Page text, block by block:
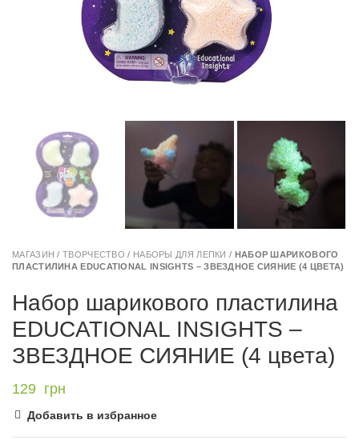
МАГАЗИН /ТВОРЧЕСТВО / НАБОРЫ ДЛЯ ЛЕПКИ / НАБОР ШАРИКОВОГО
ПЛАСТИЛИНА EDUCATIONAL INSIGHTS – ЗВЕЗДНОЕ СИЯНИЕ (4 ЦВЕТА)
Набор шарикового пластилина
EDUCATIONAL INSIGHTS –
ЗВЕЗДНОЕ СИЯНИЕ (4 цвета)
129 грн
Добавить в избранное